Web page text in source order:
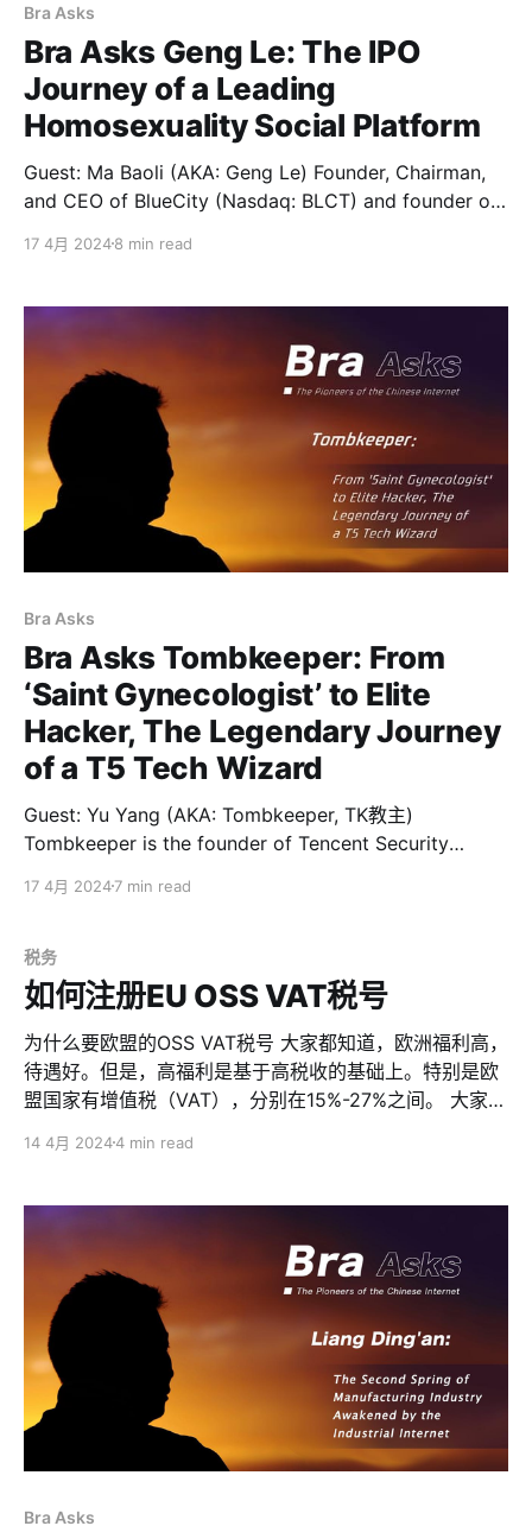
Bra Asks
Bra Asks Geng Le: The IPO
Journey of a Leading
Homosexuality Social Platform
Guest: Ma Baoli (AKA: Geng Le) Founder, Chairman,
and CEO of BlueCity (Nasdaq: BLCT) and founder of
from his police officer position to start his own
community product Blued. In 2016, he was shortlisted
for the
17 4月 20248 min read
Bra Asks
Bra Asks Tombkeeper: From
‘Saint Gynecologist’ to Elite
Hacker, The Legendary Journey
of a T5 Tech Wizard
Guest: Yu Yang (AKA: Tombkeeper, TK教主)
Tombkeeper is the founder of Tencent Security
Cyberspace Security Teaching in Higher Education,
of ICSTC of MIIT, and member of the Cryptography
Standardization Technical Committee. He has
received the
17 4月 20247 min read
税务
如何注册EU OSS VAT税号
为什么要欧盟的OSS VAT税号 大家都知道，欧洲福利高，
待遇好。但是，高福利是基于高税收的基础上。特别是欧
盟国家有增值税（VAT），分别在15%-27%之间。 大家可
公司又不成立在欧盟，收税跟我没什么关系吧？ 那，这就
不然，VAT还是跟你息息相关的。 为什么？因为欧盟税收
是根据目的地原则，也就是说，VAT在消费地征收。一个
法国用户购买了你的软件，那么消费地就是法国，所以，
你作为软件的销售方，需要在法国缴纳VAT。软件产品适
用于标准税率，法国的VAT标准税率是20%。 也就是说，
你一个定价$99的软件产品，卖给了法国客户，你需要为
法国政府上交$99*20%=$19.8的VAT。你实际到手，只
有$79.2。 所以，
14 4月 20244 min read
Bra Asks